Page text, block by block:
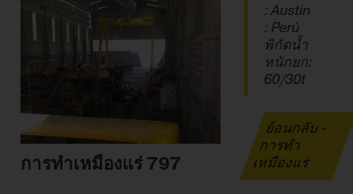
การทำเหมืองแร่ 797
: Austin
: Perú
พิกัดน้ำ
หนักยก:
60/30t
ย้อนกลับ -
การทำ
เหมืองแร่